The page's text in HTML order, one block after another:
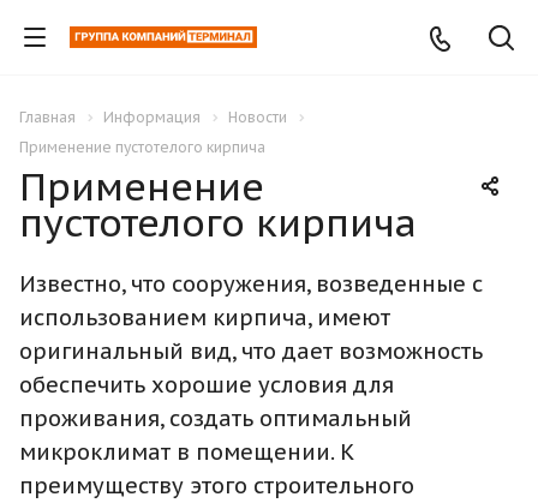
Главная Информация
Новости
Применение пустотелого кирпича
Применение
пустотелого кирпича
Известно, что сооружения, возведенные с
использованием кирпича, имеют
оригинальный вид, что дает возможность
обеспечить хорошие условия для
проживания, создать оптимальный
микроклимат в помещении. К
преимуществу этого строительного